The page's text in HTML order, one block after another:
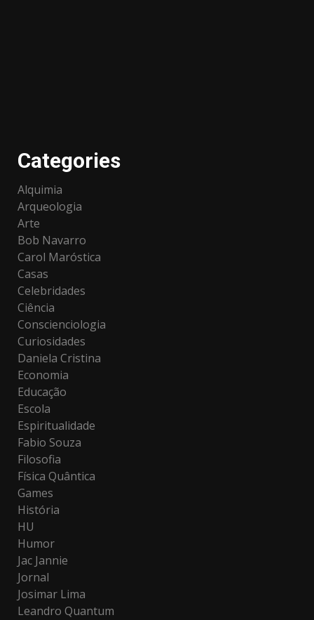
Categories
Alquimia
Arqueologia
Arte
Bob Navarro
Carol Maróstica
Casas
Celebridades
Ciência
Conscienciologia
Curiosidades
Daniela Cristina
Economia
Educação
Escola
Espiritualidade
Fabio Souza
Filosofia
Física Quântica
Games
História
HU
Humor
Jac Jannie
Jornal
Josimar Lima
Leandro Quantum